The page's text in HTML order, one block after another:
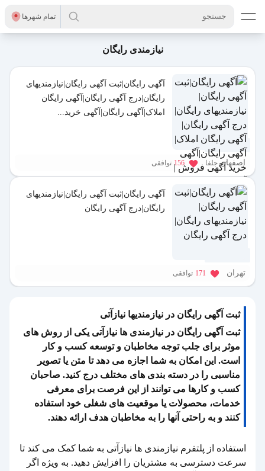
تمام شهر‌ها جستجو
نیازمندی رایگان
آگهی رایگان|ثبت آگهی رایگان|نیازمندیهای
رایگان|درج آگهی رایگان|آگهی رایگان
املاک|آگهی رایگان|آگهی خرید...
اصفهان جلفا 156 توافقی
آگهی رایگان|ثبت آگهی رایگان|نیازمندیهای
رایگان|درج آگهی رایگان
تهران 171 توافقی
ثبت آگهی رایگان در نیازمندیها نیازآتی
ثبت آگهی رایگان در نیازمندی ها نیازآتی یکی از روش های
موثر برای جلب توجه مخاطبان و توسعه کسب و کار
است. این امکان به شما اجازه می دهد تا متن یا تصویر
مناسبی را در دسته بندی های مختلف درج کنید. صاحبان
کسب و کارها می توانند از این فرصت برای معرفی
خدمات، محصولات یا موقعیت های شغلی خود استفاده
کنند و به راحتی آنها را به مخاطبان هدف ارائه دهند.
استفاده از پلتفرم نیازمندی ها نیازآتی به شما کمک می کند تا
سرعت دسترسی به مشتریان را افزایش دهید. به ویژه اگر